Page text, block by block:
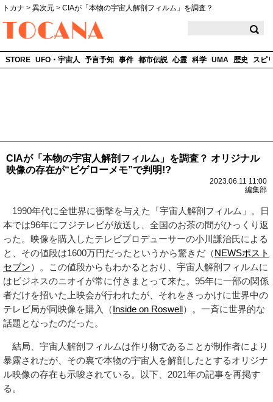
トカナ > 異次元 > CIAが「本物の宇宙人解剖フィルム」を調査？
STORE UFO・宇宙人 予言予知 事件 都市伝説 心霊 科学 UMA 歴史 スピ
CIAが「本物の宇宙人解剖フィルム」を調査？ オリジナル
映像の存在が“ビゲローメモ”で判明!?
2023.06.11 11:00
編集部
1990年代に全世界に衝撃を与えた「宇宙人解剖フィルム」。日
本では96年にフジテレビが放送し、全国のお茶の間がひっくり返
った。映像を購入したテレビプロデューサーの小川謙治氏による
と、その値段は1600万円だったというから驚きだ（NEWSポスト
セブン）。この値段からもわかるとおり、宇宙人解剖フィルムに
はビジネスのニオイが常に付きまとって来た。95年に一部の関係
者だけを招いた上映会が行われたが、それをきっかけに世界中の
テレビ局が同映像を購入（Inside on Roswell）。一斉に世界的な
話題となったのだった。
結局、宇宙人解剖フィルムは作り物であることが制作者により
暴露されたが、その裏で本物の宇宙人を解剖したとするオリジナ
ル映像の存在も示唆されている。以下、2021年の記事を再掲す
る。